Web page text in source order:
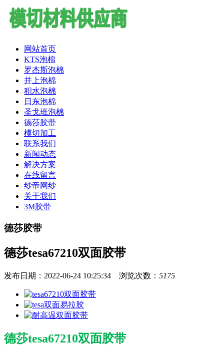
网站首页
KTS泡棉
罗杰斯泡棉
井上泡棉
积水泡棉
日东泡棉
圣戈班泡棉
德莎胶带
模切加工
联系我们
新闻动态
解决方案
在线留言
纱帝网纱
关于我们
3M胶带
德莎胶带
德莎tesa67210双面胶带
发布日期：2022-06-24 10:25:34 浏览次数： 5175
德莎tesa67210双面胶带